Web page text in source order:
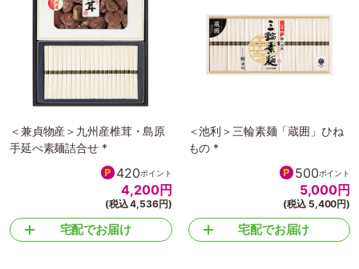
＜兼貞物産＞九州産椎茸・島原
手延べ素麺詰合せ *
420ポイント
4,200円
(税込 4,536円)
宅配でお届け
＜池利＞三輪素麺「蔵囲」ひね
もの *
500ポイント
5,000円
(税込 5,400円)
宅配でお届け